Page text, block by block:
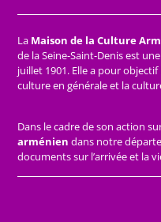
La Maison de la Culture
de la Seine-Saint-Denis est
juillet 1901. Elle a pour objectif
culture en générale et la
Dans le cadre de son action
arménien dans notre
documents sur l’arrivée et la